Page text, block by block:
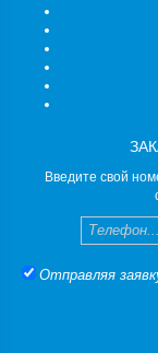
Введите свой
Телефон
Отправляя